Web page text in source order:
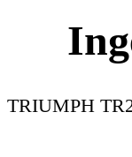
TRIUMPH